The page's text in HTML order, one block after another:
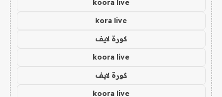
koora live
kora live
كورة لايف
koora live
كورة لايف
koora live